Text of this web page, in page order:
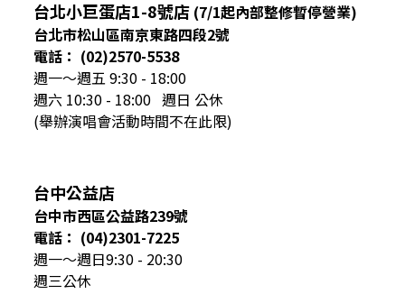
台北小巨蛋店1-8號店 (7/1起內部整修暫停營業)
台北市松山區南京東路四段2號
電話： (02)2570-5538
週一～週五 9:30 - 18:00
週六 10:30 - 18:00 週日 公休
(舉辦演唱會活動時間不在此限)
台中公益店
台中市西區公益路239號
電話： (04)2301-7225
週一～週日9:30 - 20:30
週三公休